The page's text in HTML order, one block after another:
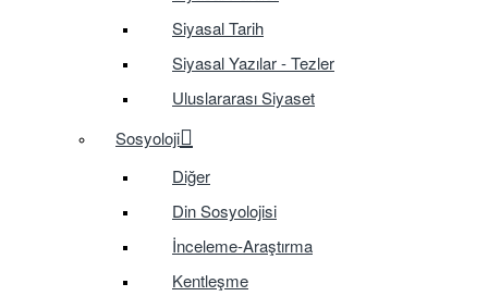
Siyasal Tarih
Siyasal Yazılar - Tezler
Uluslararası Siyaset
Sosyoloji
Diğer
Din Sosyolojisi
İnceleme-Araştırma
Kentleşme